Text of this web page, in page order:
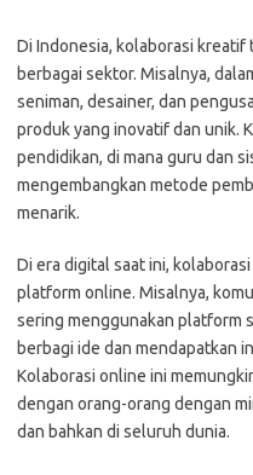
Di Indonesia, kolaborasi kreatif
berbagai sektor. Misalnya,
seniman, desainer, dan
produk yang inovatif dan unik.
pendidikan, di mana guru dan
mengembangkan metode
menarik.
Di era digital saat ini,
platform online. Misalnya,
sering menggunakan platform
berbagi ide dan mendapatkan
Kolaborasi online ini
dengan orang-orang dengan
dan bahkan di seluruh dunia.